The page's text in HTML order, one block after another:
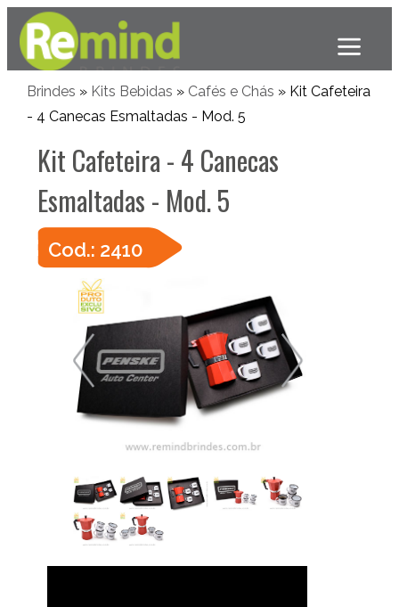
Brindes » Kits Bebidas » Cafés e Chás » Kit Cafeteira
- 4 Canecas Esmaltadas - Mod. 5
Kit Cafeteira - 4 Canecas
Esmaltadas - Mod. 5
Cod.: 2410